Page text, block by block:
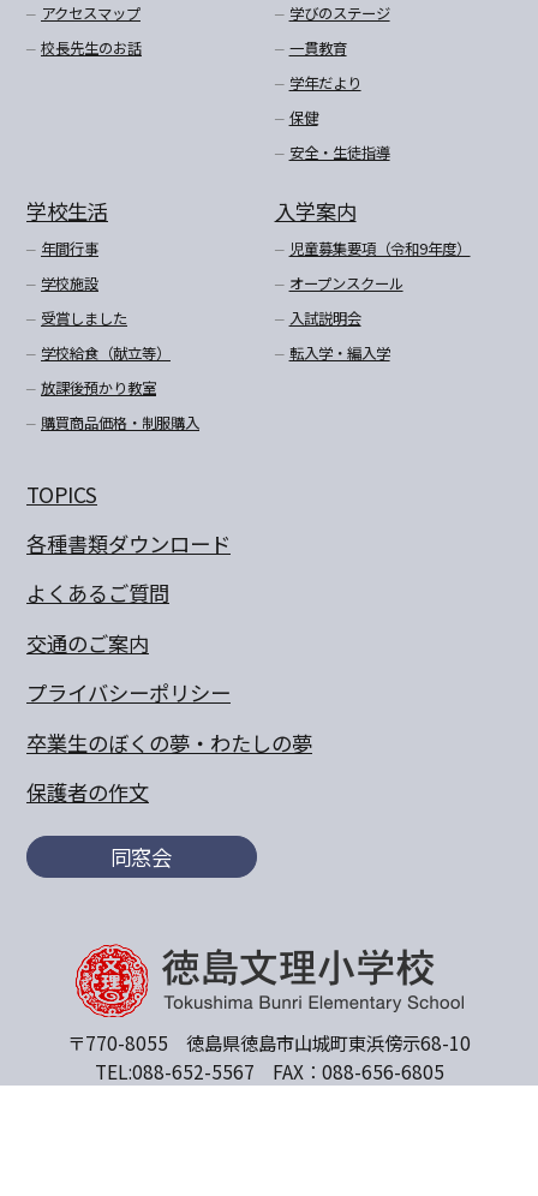
アクセスマップ
校長先生のお話
学びのステージ
一貫教育
学年だより
保健
安全・生徒指導
学校生活
年間行事
学校施設
受賞しました
学校給食（献立等）
放課後預かり教室
購買商品価格・制服購入
入学案内
児童募集要項（令和9年度）
オープンスクール
入試説明会
転入学・編入学
TOPICS
各種書類ダウンロード
よくあるご質問
交通のご案内
プライバシーポリシー
卒業生のぼくの夢・わたしの夢
保護者の作文
同窓会
〒770-8055 徳島県徳島市山城町東浜傍示68-10
TEL:088-652-5567 FAX：088-656-6805